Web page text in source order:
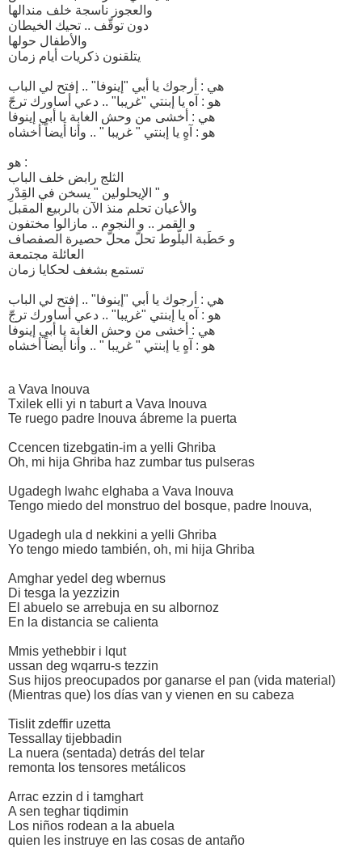
والعجوز ناسجة خلف مندالها
دون توقّف .. تحيك الخيطان
والأطفال حولها
يتلقنون ذكريات أيام زمان
هي : أرجوك يا أبي "إينوفا" .. إفتح لي الباب
هو : آه يا إبنتي "غريبا" .. دعي أساورك ترجّ
هي : أخشى من وحش الغابة يا أبي إينوفا
هو : آهٍ يا إبنتي " غريبا " .. وأنا أيضاً أخشاه
هو :
الثلج رابض خلف الباب
و " الإيحلولين " يسخن في القِدْرِ
والأعيان تحلم منذ الآن بالربيع المقبل
و القمر .. و النجوم .. مازالوا مختفون
و حَطَبة البلّوط تحلّ محلّ حصيرة الصفصاف
العائلة مجتمعة
تستمع بشغف لحكايا زمان
هي : أرجوك يا أبي "إينوفا" .. إفتح لي الباب
هو : آه يا إبنتي "غريبا" .. دعي أساورك ترجّ
هي : أخشى من وحش الغابة يا أبي إينوفا
هو : آهٍ يا إبنتي " غريبا " .. وأنا أيضاً أخشاه
a Vava Inouva
Txilek elli yi n taburt a Vava Inouva
Te ruego padre Inouva ábreme la puerta
Ccencen tizebgatin-im a yelli Ghriba
Oh, mi hija Ghriba haz zumbar tus pulseras
Ugadegh lwahc elghaba a Vava Inouva
Tengo miedo del monstruo del bosque, padre Inouva,
Ugadegh ula d nekkini a yelli Ghriba
Yo tengo miedo también, oh, mi hija Ghriba
Amghar yedel deg wbernus
Di tesga la yezzizin
El abuelo se arrebuja en su albornoz
En la distancia se calienta
Mmis yethebbir i lqut
ussan deg wqarru-s tezzin
Sus hijos preocupados por ganarse el pan (vida material)
(Mientras que) los días van y vienen en su cabeza
Tislit zdeffir uzetta
Tessallay tijebbadin
La nuera (sentada) detrás del telar
remonta los tensores metálicos
Arrac ezzin d i tamghart
A sen teghar tiqdimin
Los niños rodean a la abuela
quien les instruye en las cosas de antaño